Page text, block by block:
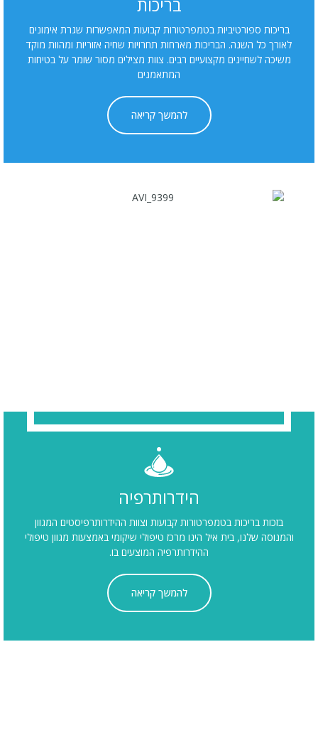
הידרותרפיה
בריכות בטמפרטורות קבועות וצוות ההידרותרפיסטים המגוון
שלנו, בית איל הינו מרכז טיפולי שיקומי באמצעות מגוון טיפולי
ההידרותרפיה המוצעים בו.
להמשך קריאה
ספורטיביות בטמפרטורות קבועות המאפשרות שגרת אימונים
השנה. הבריכות מארחות תחרויות שחיה אזוריות ומהוות מוקד
לשחיינים מקצועיים רבים. צוות מצילים מסור שומר על בטיחות
להמשך קריאה